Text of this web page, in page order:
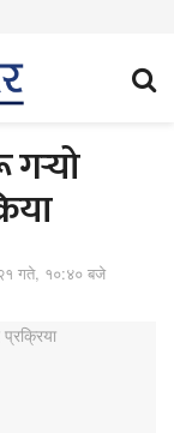
गते, १०:४० बजे